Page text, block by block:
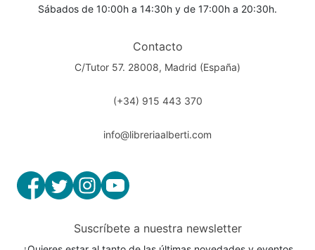
Sábados de 10:00h a 14:30h y de 17:00h a 20:30h.
Contacto
C/Tutor 57. 28008, Madrid (España)
(+34) 915 443 370
info@libreriaalberti.com
Suscríbete a nuestra newsletter